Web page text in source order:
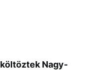
Nagy-